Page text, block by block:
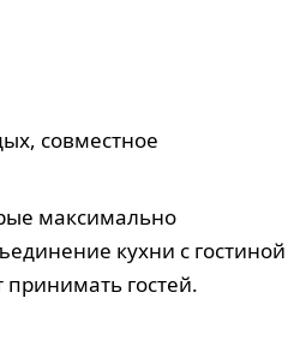
совместное
максимально
кухни с гостиной
гостей.